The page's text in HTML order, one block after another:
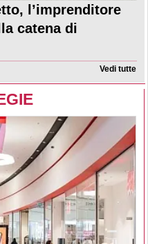
l’imprenditore
catena di
Vedi tutte